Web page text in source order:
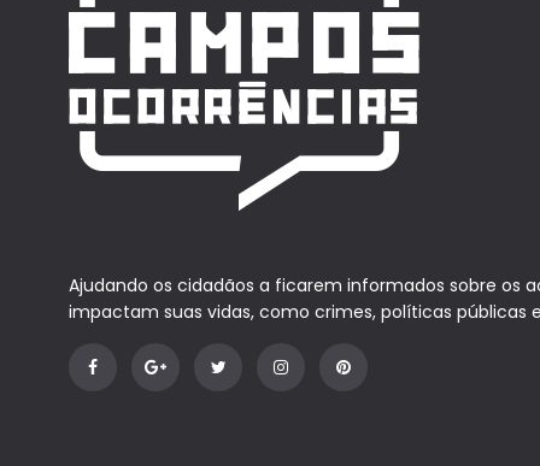
Ajudando os cidadãos a ficarem informados sobre os
impactam suas vidas, como crimes, políticas públicas